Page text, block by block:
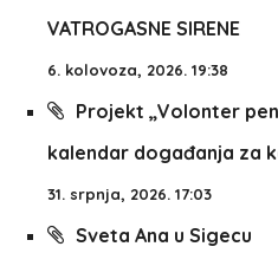
VATROGASNE SIRENE
6. kolovoza, 2026. 19:38
Projekt „Volonter
kalendar događanja za
31. srpnja, 2026. 17:03
Sveta Ana u Sigecu